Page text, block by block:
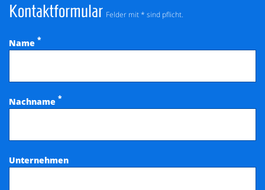
Kontaktformular Felder mit * sind pflicht.
Name *
Nachname *
Unternehmen